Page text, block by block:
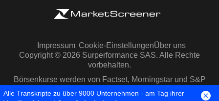
Impressum Cookie-EinstellungenÜber uns
Copyright © 2026 Surperformance SAS. Alle Rechte
vorbehalten.
Börsenkurse werden von Factset, Morningstar und S&P
Capital IQ zur Verfügung gestellt
Alle Transkripte zu über 9000 Unternehmen - am Tag ihrer